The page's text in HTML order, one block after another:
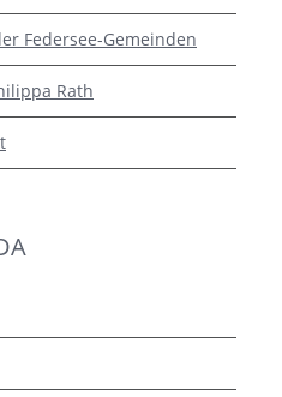
Federsee-Gemeinden
Rath